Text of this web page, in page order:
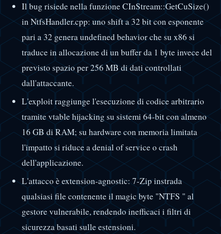
Il bug risiede nella funzione CInStream::GetCuSize()
in NtfsHandler.cpp: uno shift a 32 bit con esponente
pari a 32 genera undefined behavior che su x86 si
traduce in allocazione di un buffer da 1 byte invece del
previsto spazio per 256 MB di dati controllati
dall'attaccante.
L'exploit raggiunge l'esecuzione di codice arbitrario
tramite vtable hijacking su sistemi 64-bit con almeno
16 GB di RAM; su hardware con memoria limitata
l'impatto si riduce a denial of service o crash
dell'applicazione.
L'attacco è extension-agnostic: 7-Zip instrada
qualsiasi file contenente il magic byte "NTFS " al
gestore vulnerabile, rendendo inefficaci i filtri di
sicurezza basati sulle estensioni.